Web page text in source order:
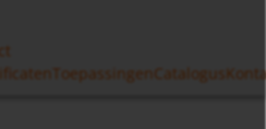
Toepassingen Catalogus